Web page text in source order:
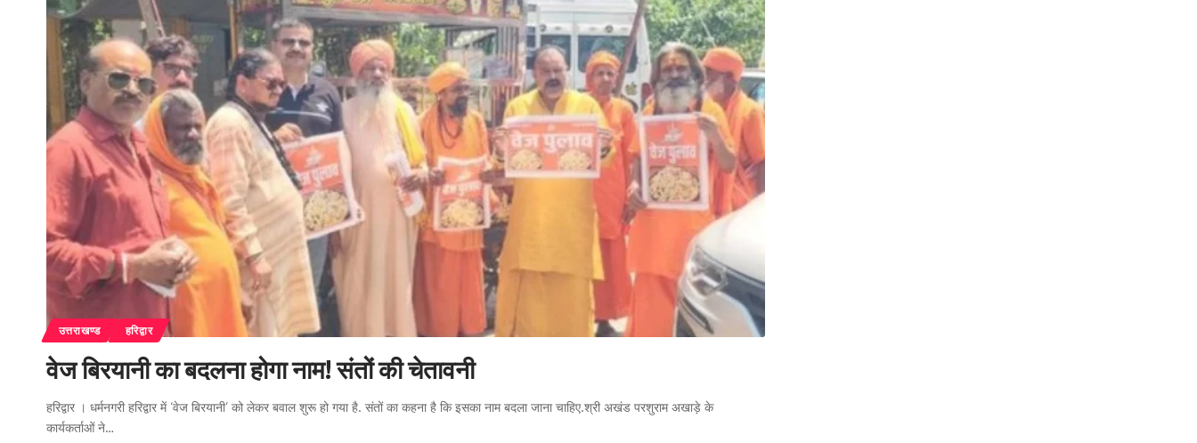
उत्तराखण्ड हरिद्वार
वेज बिरयानी का बदलना होगा नाम! संतों की चेतावनी
हरिद्वार । धर्मनगरी हरिद्वार में ‘वेज बिरयानी’ को लेकर बवाल शुरू हो गया है. संतों का कहना है कि इसका नाम बदला जाना चाहिए.श्री अखंड परशुराम अखाड़े के
कार्यकर्ताओं ने…